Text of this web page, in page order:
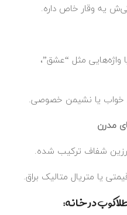
یه وقار خاص داره.
واژه‌هایی مثل “عشق”،
خواب یا نشیمن خصوصی.
مدرن
رزین شفاف ترکیب شده.
یا متریال متالیک براق.
در خانه: